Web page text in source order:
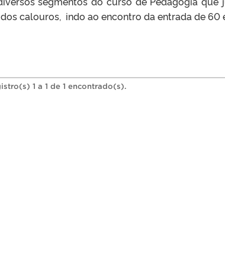
calouros, indo ao encontro da entrada de 60
1 a 1 de 1 encontrado(s).